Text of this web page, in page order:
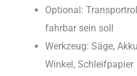
Optional:
fahrbar sein soll
Werkzeug: Säge,
Winkel, Schleifpapier